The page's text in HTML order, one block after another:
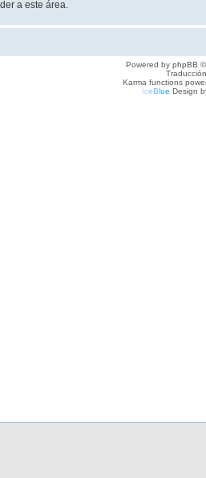
a este área.
Powered by phpBB
Karma functions
IceBlue Design